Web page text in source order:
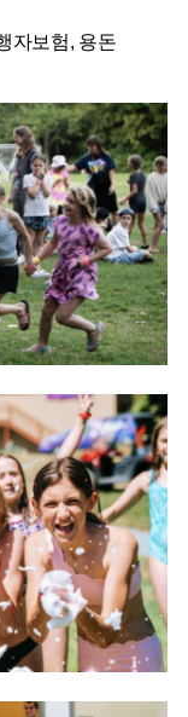
자보험, 용돈